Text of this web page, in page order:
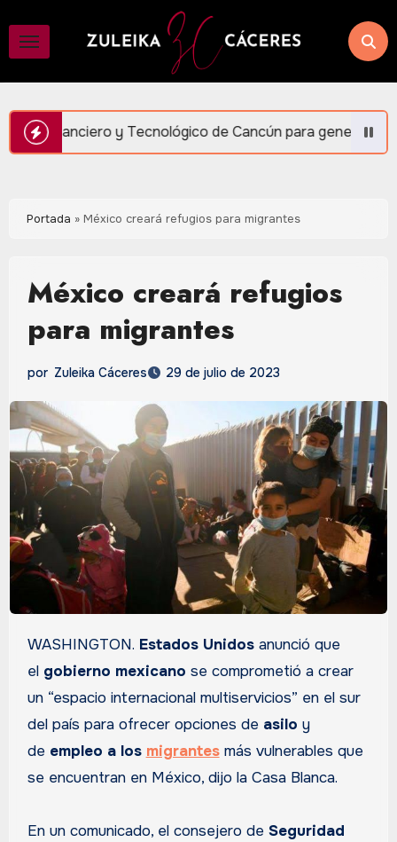
contenido
de Cancún para generar más empleo y bienestar:
Portada » México creará refugios para migrantes
México creará refugios
para migrantes
por Zuleika Cáceres 29 de julio de 2023
WASHINGTON. Estados Unidosanunció que
el gobierno mexicano se comprometió a crear
un “espacio internacional multiservicios” en el sur
del país para ofrecer opciones de asilo y
de empleo a los migrantesmás vulnerables que
se encuentran en México, dijo la Casa Blanca.
En un comunicado, el consejero de Seguridad